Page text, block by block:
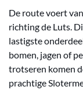
De route voert
richting de Luts.
lastigste
bomen, jagen of
trotseren komen
prachtige